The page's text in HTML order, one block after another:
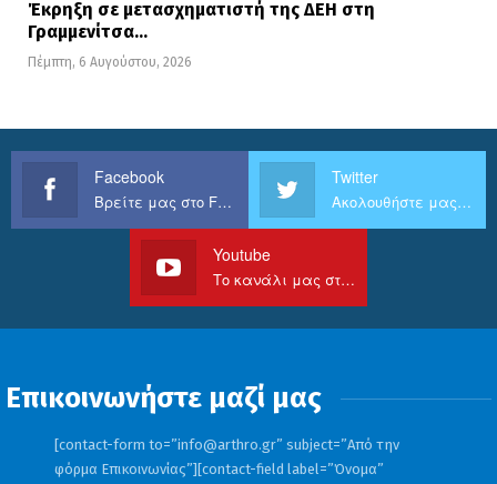
Έκρηξη σε μετασχηματιστή της ΔΕΗ στη
Γραμμενίτσα…
Πέμπτη, 6 Αυγούστου, 2026
Facebook
Βρείτε μας στο Facebook
Twitter
Ακολουθήστε μας στο Twitter
Youtube
Το κανάλι μας στο Youtube
Επικοινωνήστε μαζί μας
[contact-form to=”info@arthro.gr” subject=”Από την
φόρμα Επικοινωνίας”][contact-field label=”Όνομα”